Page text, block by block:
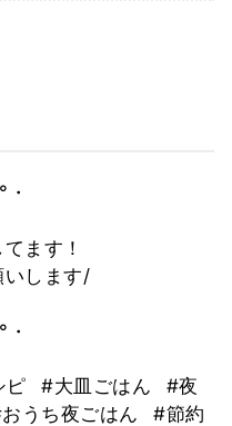
ます！
いします/
ピ #大皿ごはん
#夜
うち夜ごはん
#節約